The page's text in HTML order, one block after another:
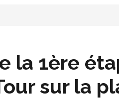
la 1ère
sur la